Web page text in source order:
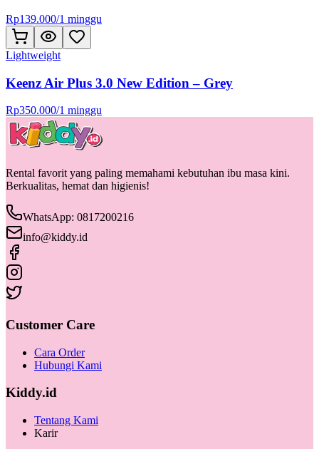
Rp139.000/1 minggu
Lightweight
Keenz Air Plus 3.0 New Edition – Grey
Rp350.000/1 minggu
Rental favorit yang paling memahami kebutuhan ibu masa kini.
Berkualitas, hemat dan higienis!
WhatsApp: 0817200216
info@kiddy.id
Customer Care
Cara Order
Hubungi Kami
Kiddy.id
Tentang Kami
Karir